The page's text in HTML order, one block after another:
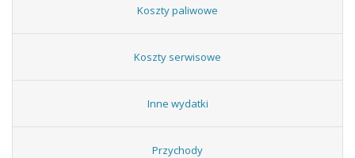
Koszty paliwowe
Koszty serwisowe
Inne wydatki
Przychody